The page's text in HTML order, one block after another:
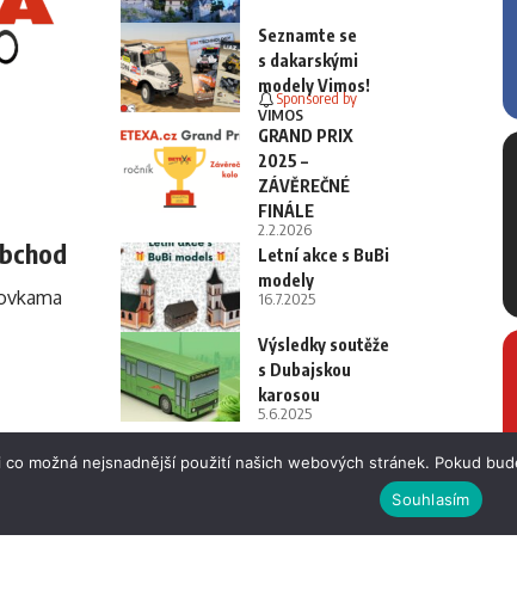
Seznamte se
s dakarskými
modely Vimos!
Sponsored by
VIMOS
GRAND PRIX
2025 –
ZÁVĚREČNÉ
FINÁLE
2.2.2026
Letní akce s BuBi
modely
16.7.2025
Výsledky soutěže
s Dubajskou
karosou
5.6.2025
co možná nejsnadnější použití našich webových stránek. Pokud
Souhlasím